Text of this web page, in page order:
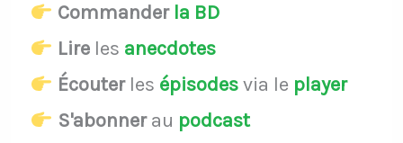
Commander la BD
Lireles anecdotes
Écouterles épisodesvia le player
S'abonnerau podcast